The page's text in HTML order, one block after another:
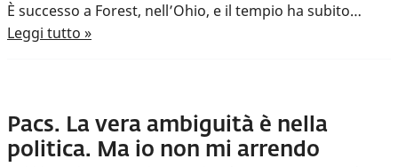
È successo a Forest, nell’Ohio, e il tempio ha subito…
Leggi tutto »
Pacs. La vera ambiguità è nella
politica. Ma io non mi arrendo